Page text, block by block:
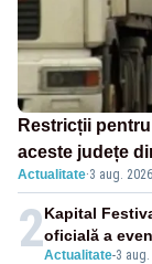
Restricții
aceste județe
între orele 12:00
Actualitate·3 aug.
2Actualitate-3
Kapital
oficială a